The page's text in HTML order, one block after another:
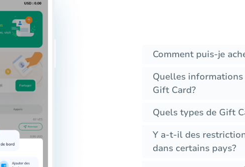
Comment puis-je
Quelles
Gift Card?
Quels types de Gift
Y a-t-il des
dans certains pays?